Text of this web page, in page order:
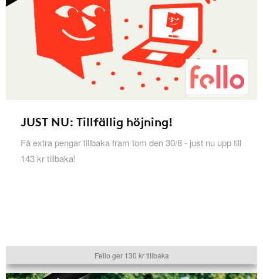
JUST NU: Tillfällig höjning!
Få extra pengar tillbaka fram tom den 30/8 - just nu upp till
143 kr tillbaka!
Fello ger 130 kr tillbaka